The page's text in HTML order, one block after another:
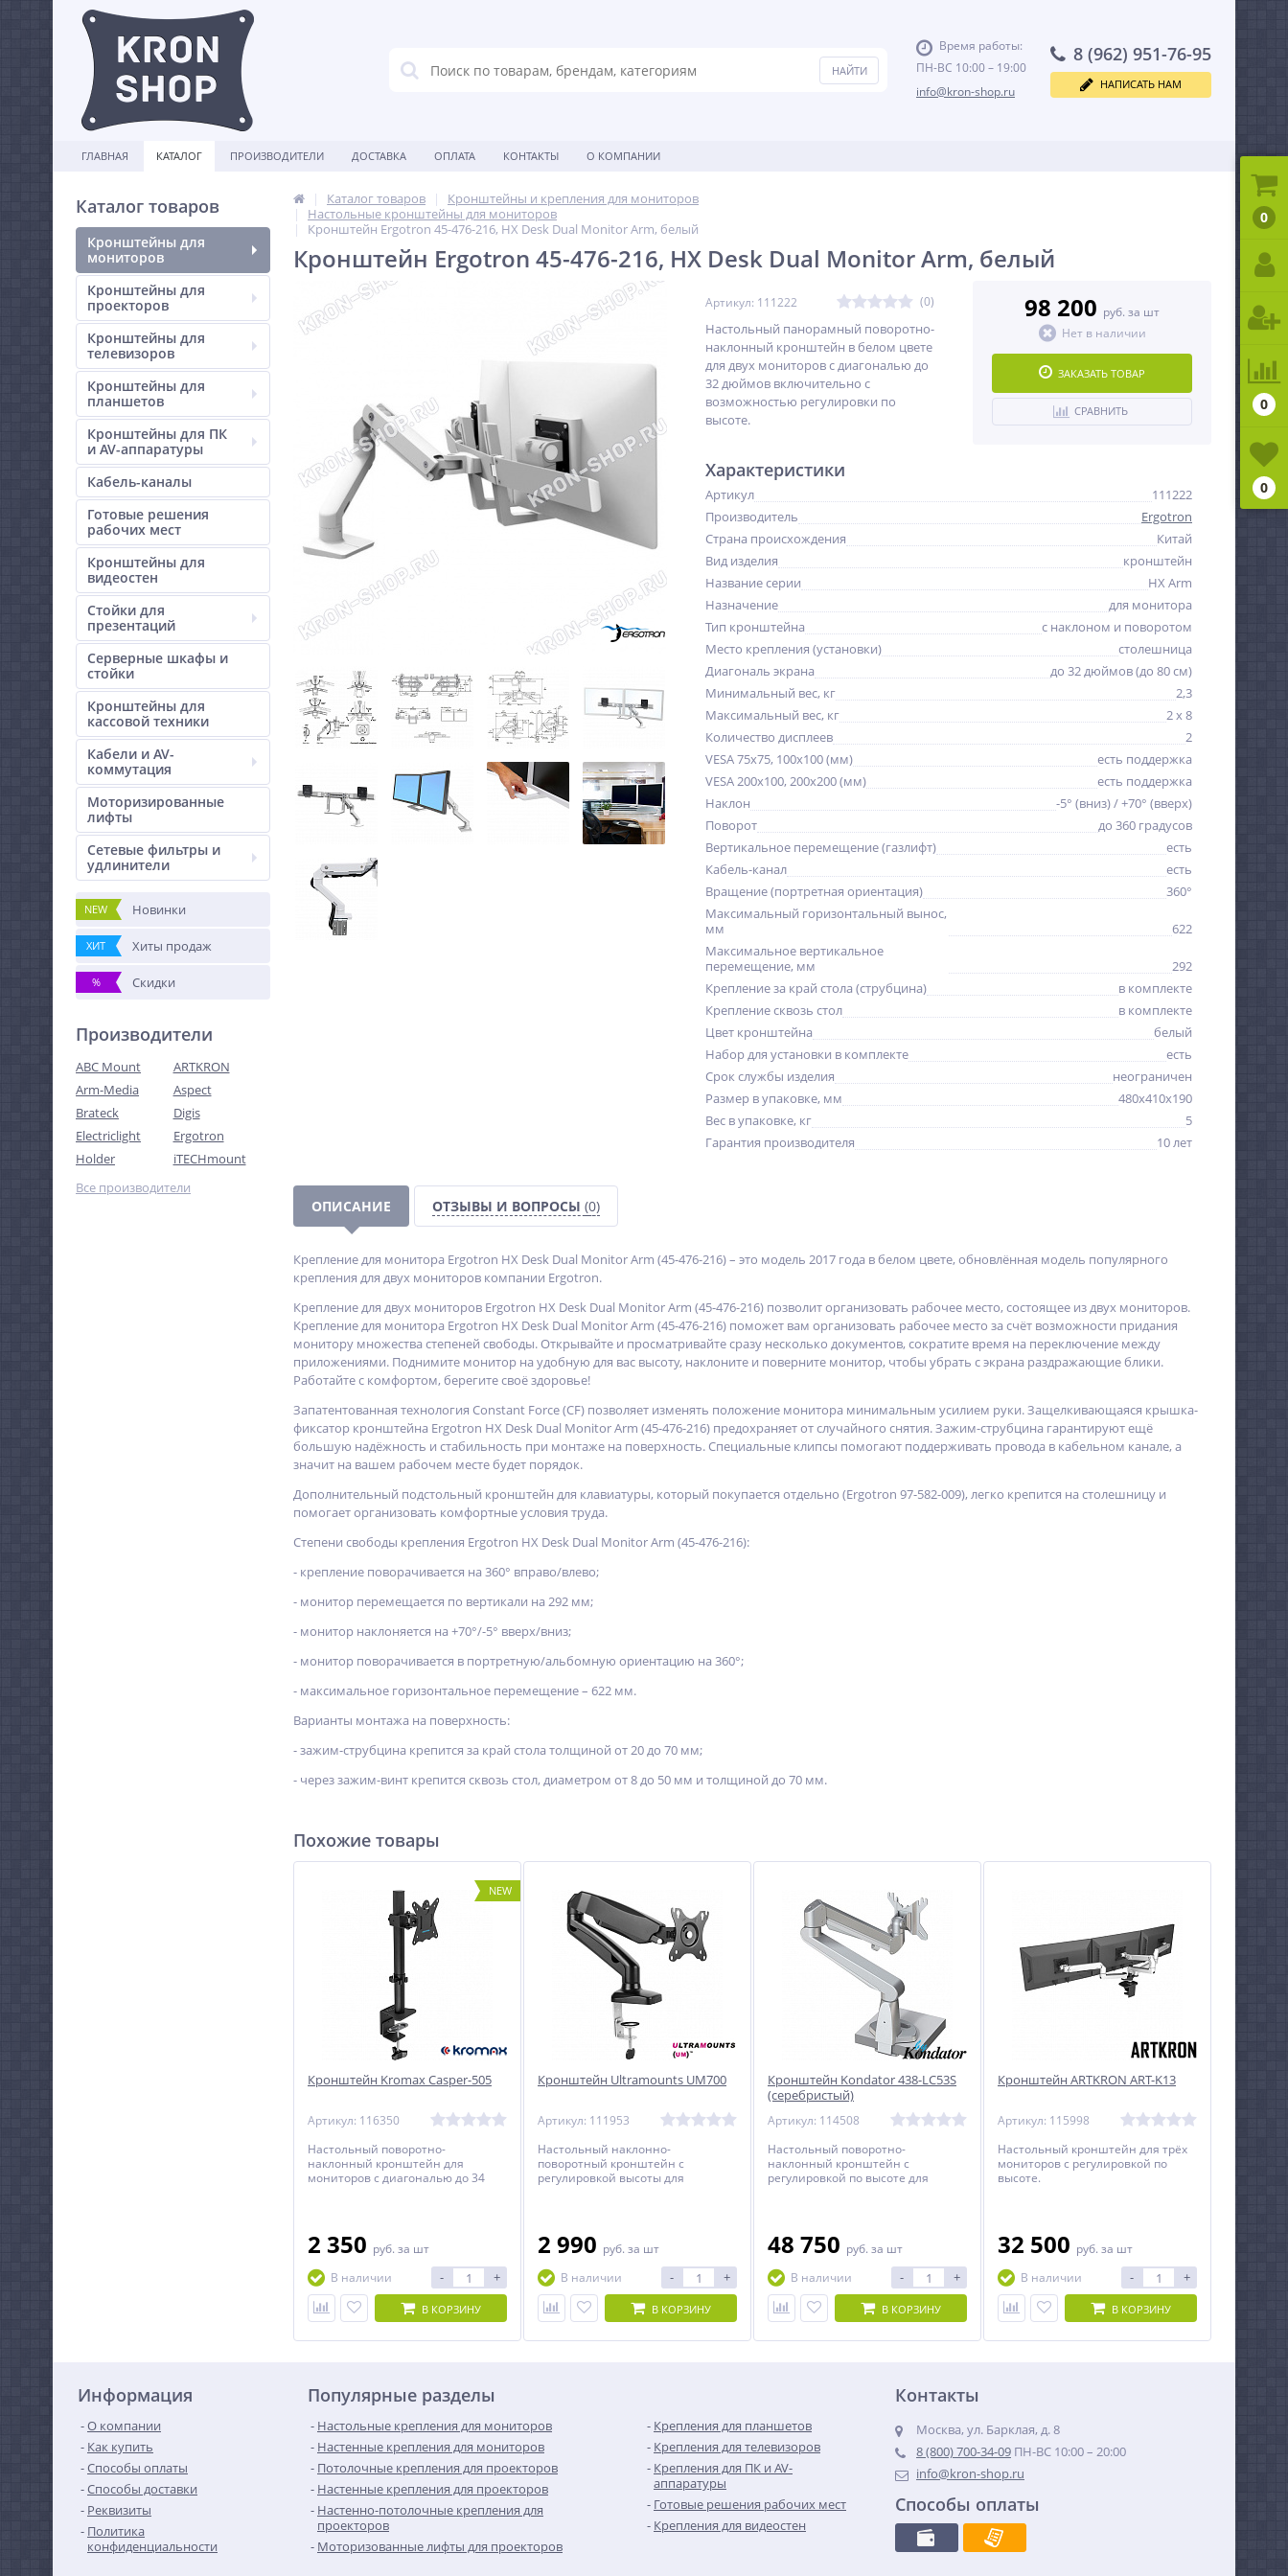
Время работы:
ПН-ВС 10:00 – 19:00
info@kron-shop.ru
8 (962) 951-76-95
НАПИСАТЬ НАМ
ГЛАВНАЯ КАТАЛОГ ПРОИЗВОДИТЕЛИ ДОСТАВКА ОПЛАТА КОНТАКТЫ О КОМПАНИИ
Каталог товаров
Кронштейны для
мониторов
Кронштейны для
проекторов
Кронштейны для
телевизоров
Кронштейны для
планшетов
Кронштейны для ПК
и AV-аппаратуры
Кабель-каналы
Готовые решения
рабочих мест
Кронштейны для
видеостен
Стойки для
презентаций
Серверные шкафы и
стойки
Кронштейны для
кассовой техники
Кабели и AV-
коммутация
Моторизированные
лифты
Сетевые фильтры и
удлинители
NEW Новинки
ХИТ Хиты продаж
% Скидки
Производители
ABC Mount
ARTKRON
Arm-Media
Aspect
Brateck
Digis
Electriclight
Ergotron
Holder
iTECHmount
Все производители
Каталог товаров
Кронштейны и крепления для мониторов
Настольные кронштейны для мониторов
Кронштейн Ergotron 45-476-216, HX Desk Dual Monitor Arm, белый
Кронштейн Ergotron 45-476-216, HX Desk Dual Monitor Arm, белый
Артикул: 111222 (0)
Настольный панорамный поворотно-
наклонный кронштейн в белом цвете
для двух мониторов с диагональю до
32 дюймов включительно c
возможностью регулировки по
высоте.
98 200 руб. за шт
Нет в наличии
ЗАКАЗАТЬ ТОВАР
СРАВНИТЬ
Характеристики
Артикул
111222
Производитель
Ergotron
Страна происхождения
Китай
Вид изделия
кронштейн
Название серии
HX Arm
Назначение
для монитора
Тип кронштейна
с наклоном и поворотом
Место крепления (установки)
столешница
Диагональ экрана
до 32 дюймов (до 80 см)
Минимальный вес, кг
2,3
Максимальный вес, кг
2 x 8
Количество дисплеев
2
VESA 75x75, 100x100 (мм)
есть поддержка
VESA 200x100, 200x200 (мм)
есть поддержка
Наклон
-5° (вниз) / +70° (вверх)
Поворот
до 360 градусов
Вертикальное перемещение (газлифт)
есть
Кабель-канал
есть
Вращение (портретная ориентация)
360°
Максимальный горизонтальный вынос,
мм
622
Максимальное вертикальное
перемещение, мм
292
Крепление за край стола (струбцина)
в комплекте
Крепление сквозь стол
в комплекте
Цвет кронштейна
белый
Набор для установки в комплекте
есть
Срок службы изделия
неограничен
Размер в упаковке, мм
480x410x190
Вес в упаковке, кг
5
Гарантия производителя
10 лет
ОПИСАНИЕ ОТЗЫВЫ И ВОПРОСЫ (0)
Крепление для монитора Ergotron HX Desk Dual Monitor Arm (45-476-216) – это модель 2017 года в белом цвете, обновлённая модель популярного
крепления для двух мониторов компании Ergotron.
Крепление для двух мониторов Ergotron HX Desk Dual Monitor Arm (45-476-216) позволит организовать рабочее место, состоящее из двух мониторов.
Крепление для монитора Ergotron HX Desk Dual Monitor Arm (45-476-216) поможет вам организовать рабочее место за счёт возможности придания
монитору множества степеней свободы. Открывайте и просматривайте сразу несколько документов, сократите время на переключение между
приложениями. Поднимите монитор на удобную для вас высоту, наклоните и поверните монитор, чтобы убрать с экрана раздражающие блики.
Работайте с комфортом, берегите своё здоровье!
Запатентованная технология Constant Force (CF) позволяет изменять положение монитора минимальным усилием руки. Защелкивающаяся крышка-
фиксатор кронштейна Ergotron HX Desk Dual Monitor Arm (45-476-216) предохраняет от случайного снятия. Зажим-струбцина гарантируют ещё
большую надёжность и стабильность при монтаже на поверхность. Специальные клипсы помогают поддерживать провода в кабельном канале, а
значит на вашем рабочем месте будет порядок.
Дополнительный подстольный кронштейн для клавиатуры, который покупается отдельно (Ergotron 97-582-009), легко крепится на столешницу и
помогает организовать комфортные условия труда.
Степени свободы крепления Ergotron HX Desk Dual Monitor Arm (45-476-216):
- крепление поворачивается на 360° вправо/влево;
- монитор перемещается по вертикали на 292 мм;
- монитор наклоняется на +70°/-5° вверх/вниз;
- монитор поворачивается в портретную/альбомную ориентацию на 360°;
- максимальное горизонтальное перемещение – 622 мм.
Варианты монтажа на поверхность:
- зажим-струбцина крепится за край стола толщиной от 20 до 70 мм;
- через зажим-винт крепится сквозь стол, диаметром от 8 до 50 мм и толщиной до 70 мм.
Похожие товары
NEW
Кронштейн Kromax Casper-505
Артикул: 116350
Настольный поворотно-
наклонный кронштейн для
мониторов с диагональю до 34
2 350 руб. за шт
В наличии
- +
В КОРЗИНУ
Кронштейн Ultramounts UM700
Артикул: 111953
Настольный наклонно-
поворотный кронштейн с
регулировкой высоты для
2 990 руб. за шт
В наличии
- +
В КОРЗИНУ
Кронштейн Kondator 438-LC53S
(серебристый)
Артикул: 114508
Настольный поворотно-
наклонный кронштейн c
регулировкой по высоте для
48 750 руб. за шт
В наличии
- +
В КОРЗИНУ
Кронштейн ARTKRON ART-K13
Артикул: 115998
Настольный кронштейн для трёх
мониторов c регулировкой по
высоте.
32 500 руб. за шт
В наличии
- +
В КОРЗИНУ
Информация
О компании
Как купить
Способы оплаты
Способы доставки
Реквизиты
Политика
конфиденциальности
Популярные разделы
Настольные крепления для мониторов
Настенные крепления для мониторов
Потолочные крепления для проекторов
Настенные крепления для проекторов
Настенно-потолочные крепления для
проекторов
Моторизованные лифты для проекторов
Крепления для планшетов
Крепления для телевизоров
Крепления для ПК и AV-
аппаратуры
Готовые решения рабочих мест
Крепления для видеостен
Контакты
Москва, ул. Барклая, д. 8
8 (800) 700-34-09 ПН-ВС 10:00 – 20:00
info@kron-shop.ru
Способы оплаты
0
0
0